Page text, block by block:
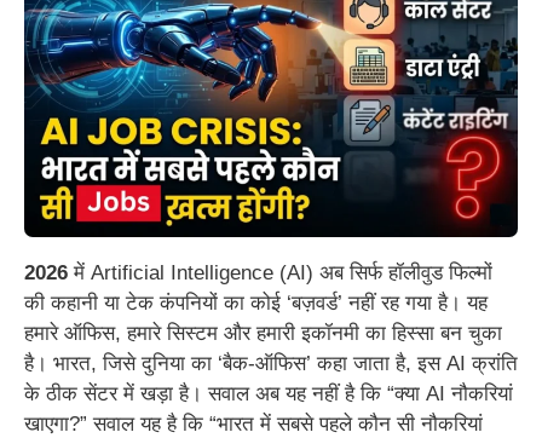
2026 में Artificial Intelligence (AI) अब सिर्फ हॉलीवुड फिल्मों
की कहानी या टेक कंपनियों का कोई ‘बज़वर्ड’ नहीं रह गया है। यह
हमारे ऑफिस, हमारे सिस्टम और हमारी इकॉनमी का हिस्सा बन चुका
है। भारत, जिसे दुनिया का ‘बैक-ऑफिस’ कहा जाता है, इस AI क्रांति
के ठीक सेंटर में खड़ा है। सवाल अब यह नहीं है कि “क्या AI नौकरियां
खाएगा?” सवाल यह है कि “भारत में सबसे पहले कौन सी नौकरियां